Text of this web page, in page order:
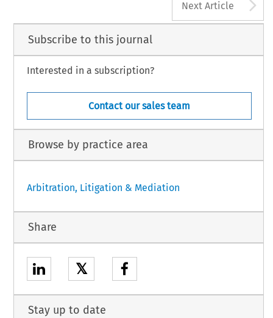
Next Article
Subscribe to this journal
Interested in a subscription?
Contact our sales team
Browse by practice area
Arbitration, Litigation & Mediation
Share
𝕏
Stay up to date